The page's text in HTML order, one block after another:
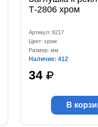
Т-2806 хром
Артикул: 8217
Цвет: хром
Размер: мм
Наличие: 412
34
В